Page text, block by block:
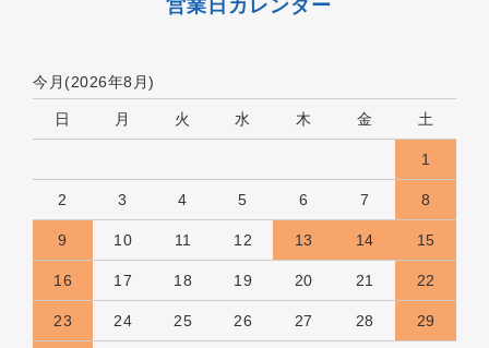
営業日カレンダー
今月(2026年8月)
日 月 火 水 木 金 土
1
2 3 4 5 6 7 8
9 10 11 12 13 14 15
16 17 18 19 20 21 22
23 24 25 26 27 28 29